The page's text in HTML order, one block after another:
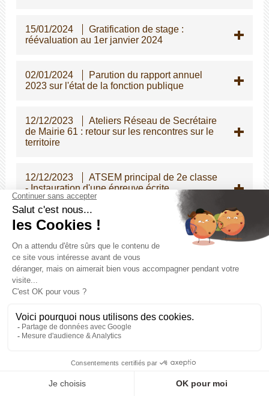
15/01/2024
Gratification de stage :
réévaluation au 1er janvier 2024
02/01/2024
Parution du rapport annuel
2023 sur l'état de la fonction publique
12/12/2023
Ateliers Réseau de Secrétaire
de Mairie 61 : retour sur les rencontres sur le
territoire
12/12/2023
ATSEM principal de 2e classe
- Instauration d'une épreuve écrite
d'admissibilité pour le concours interne
Modifications des dispositions
indiciaires applicables à certains cadres
d'emplois de la police municipale
04/12/2023
28/11/2023
Guide pratique relatif à la prise
violences conjugales et intrafamiliales